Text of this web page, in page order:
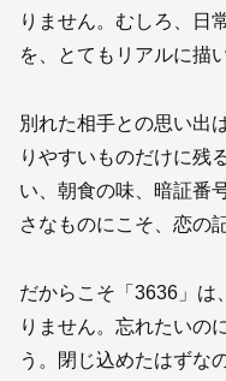
りません。むしろ、日
を、とてもリアルに描
別れた相手との思い出
りやすいものだけに残
い、朝食の味、暗証番
さなものにこそ、恋の
だからこそ「3636」は
りません。忘れたいの
う。閉じ込めたはずな